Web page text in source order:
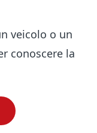
veicolo o un
conoscere la